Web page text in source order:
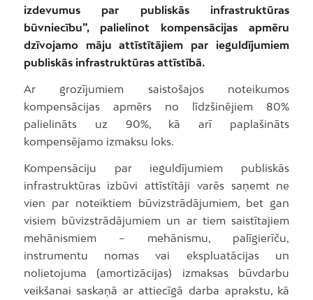
izdevumus par publiskās infrastruktūras
būvniecību”, palielinot kompensācijas apmēru
dzīvojamo māju attīstītājiem par ieguldījumiem
publiskās infrastruktūras attīstībā.
Ar grozījumiem saistošajos noteikumos
kompensācijas apmērs no līdzšinējiem 80%
palielināts uz 90%, kā arī paplašināts
kompensējamo izmaksu loks.
Kompensāciju par ieguldījumiem publiskās
infrastruktūras izbūvi attīstītāji varēs saņemt ne
vien par noteiktiem būvizstrādājumiem, bet gan
visiem būvizstrādājumiem un ar tiem saistītajiem
mehānismiem – mehānismu, palīgierīču,
instrumentu nomas vai ekspluatācijas un
nolietojuma (amortizācijas) izmaksas būvdarbu
veikšanai saskaņā ar attiecīgā darba aprakstu, kā